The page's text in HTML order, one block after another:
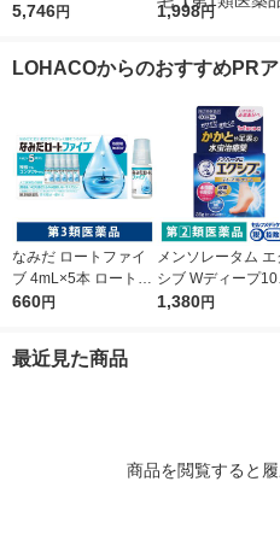
量a 372錠 ロート製薬
5,746円
月】リアップＥＸ
発毛・育毛【第1類
1,998円
LOHACOからのおすすめPR
なみだ ロートファイ
ブ 4mL×5本 ロート製
薬 目薬 乾き目 疲れ目
660円
メンソレータム エ
シブ Wディープ10
リーム ロート製薬
1,380円
最近見た商品
商品を閲覧すると